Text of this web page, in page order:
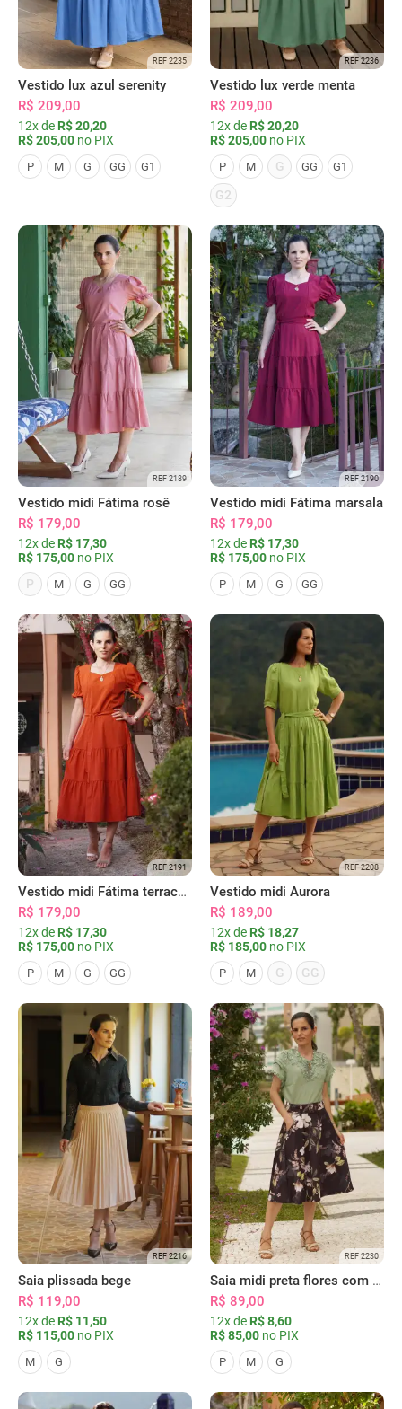
REF 2235
Vestido lux azul serenity
R$ 209,00
12x de R$ 20,20
R$ 205,00 no PIX
P M G GG G1
REF 2236
Vestido lux verde menta
R$ 209,00
12x de R$ 20,20
R$ 205,00 no PIX
P M G GG G1
G2
REF 2189
Vestido midi Fátima rosê
R$ 179,00
12x de R$ 17,30
R$ 175,00 no PIX
P
M G GG
REF 2190
Vestido midi Fátima marsala
R$ 179,00
12x de R$ 17,30
R$ 175,00 no PIX
P M G GG
REF 2191
Vestido midi Fátima terracota
R$ 179,00
12x de R$ 17,30
R$ 175,00 no PIX
P M G GG
REF 2208
Vestido midi Aurora
R$ 189,00
12x de R$ 18,27
R$ 185,00 no PIX
P M G GG
REF 2216
Saia plissada bege
R$ 119,00
12x de R$ 11,50
R$ 115,00 no PIX
M G
REF 2230
Saia midi preta flores com bolsos
R$ 89,00
12x de R$ 8,60
R$ 85,00 no PIX
P M G